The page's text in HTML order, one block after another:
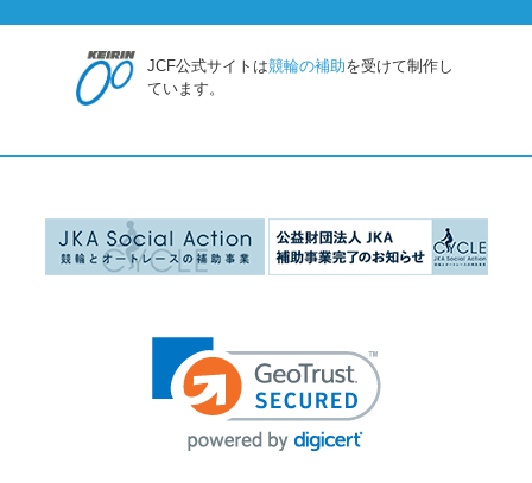
JCF公式サイトは競輪の補助を受けて制作し
ています。